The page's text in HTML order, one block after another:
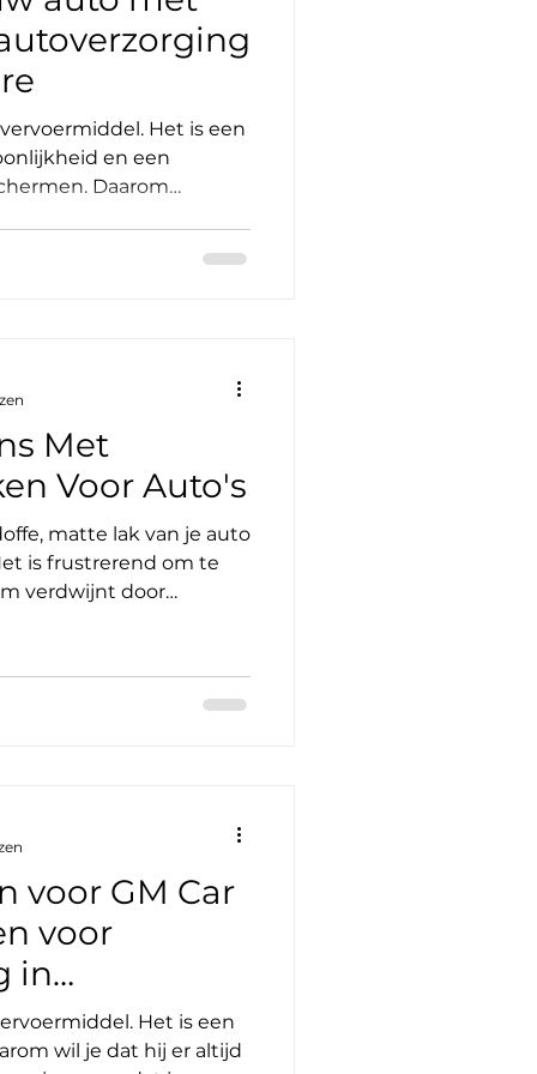
Het is een
en een
Daarom
dit artikel neem ik u mee
voor diensten
Met
Voor Auto's
matte lak van je auto
is frustrerend om te
verdwijnt door
artikel neem ik je mee in
voor auto's. Ik leg
voor GM Car
voor
in
Het is een
wil je dat hij er altijd